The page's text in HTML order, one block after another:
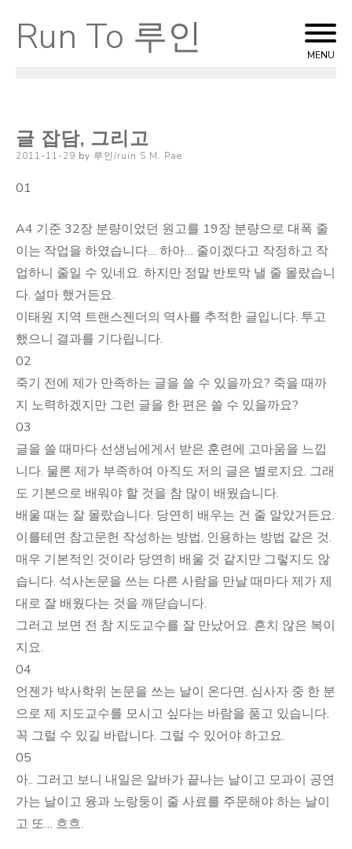
Skip
to
Run To 루인 MENU
글 잡담, 그리고
Posted
2011-11-29 by 루인/ruin S.M. Pae
01
A4 기준 32장 분량이었던 원고를 19장 분량으로 대폭 줄
이는 작업을 하였습니다… 하아… 줄이겠다고 작정하고 작
업하니 줄일 수 있네요. 하지만 정말 반토막 낼 줄 몰랐습니
다. 설마 했거든요.
이태원 지역 트랜스젠더의 역사를 추적한 글입니다. 투고
했으니 결과를 기다립니다.
02
죽기 전에 제가 만족하는 글을 쓸 수 있을까요? 죽을 때까
지 노력하겠지만 그런 글을 한 편은 쓸 수 있을까요?
03
글을 쓸 때마다 선생님에게서 받은 훈련에 고마움을 느낍
니다. 물론 제가 부족하여 아직도 저의 글은 별로지요. 그래
도 기본으로 배워야 할 것을 참 많이 배웠습니다.
배울 때는 잘 몰랐습니다. 당연히 배우는 건 줄 알았거든요.
이를테면 참고문헌 작성하는 방법, 인용하는 방법 같은 것.
매우 기본적인 것이라 당연히 배울 것 같지만 그렇지도 않
습니다. 석사논문을 쓰는 다른 사람을 만날 때마다 제가 제
대로 잘 배웠다는 것을 깨닫습니다.
그러고 보면 전 참 지도교수를 잘 만났어요. 흔치 않은 복이
지요.
04
언젠가 박사학위 논문을 쓰는 날이 온다면, 심사자 중 한 분
으로 제 지도교수를 모시고 싶다는 바람을 품고 있습니다.
꼭 그럴 수 있길 바랍니다. 그럴 수 있어야 하고요.
05
아.. 그러고 보니 내일은 알바가 끝나는 날이고 모과이 공연
가는 날이고 융과 노랑둥이 줄 사료를 주문해야 하는 날이
고 또… 흐흐.